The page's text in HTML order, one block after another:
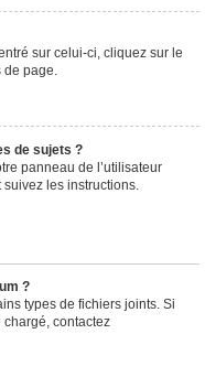
sur celui-ci, cliquez sur le
de page.
de sujets ?
panneau de l’utilisateur
suivez les instructions.
?
types de fichiers joints. Si
chargé, contactez